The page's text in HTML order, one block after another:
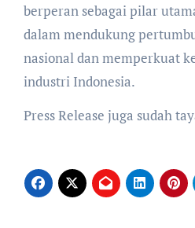
berperan sebagai pilar
dalam mendukung
nasional dan memperkuat
industri Indonesia.
Press Release juga sudah